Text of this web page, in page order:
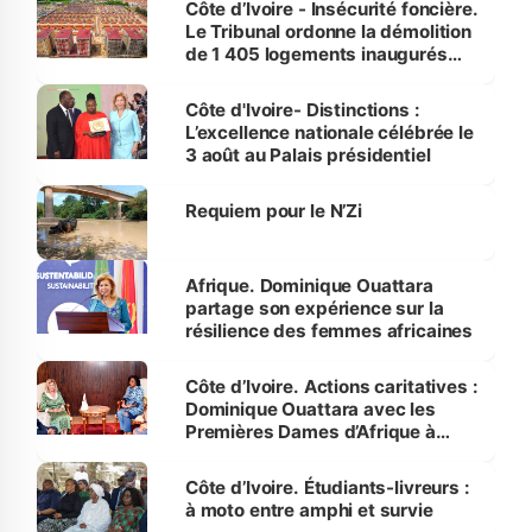
Côte d’Ivoire - Insécurité foncière.
Le Tribunal ordonne la démolition
de 1 405 logements inaugurés
Bassam
Côte d'Ivoire- Distinctions :
L’excellence nationale célébrée le
3 août au Palais présidentiel
Requiem pour le N’Zi
Afrique. Dominique Ouattara
partage son expérience sur la
résilience des femmes africaines
Côte d’Ivoire. Actions caritatives :
Dominique Ouattara avec les
Premières Dames d’Afrique à
Côte d’Ivoire. Étudiants-livreurs :
à moto entre amphi et survie